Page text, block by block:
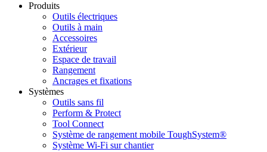
Produits
Outils électriques
Outils à main
Accessoires
Extérieur
Espace de travail
Rangement
Ancrages et fixations
Systèmes
Outils sans fil
Perform & Protect
Tool Connect
Système de rangement mobile ToughSystem®
Système Wi-Fi sur chantier